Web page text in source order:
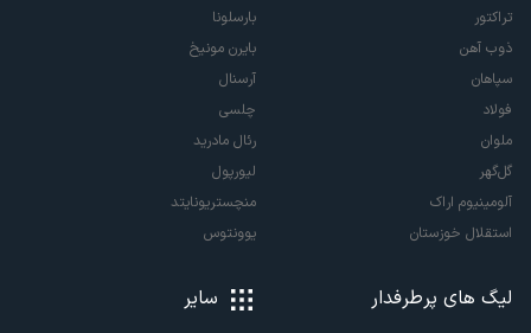
تراکتور
ذوب آهن
سپاهان
فولاد
ملوان
گل‌گهر
آلومینیوم اراک
استقلال خوزستان
بارسلونا
بایرن مونیخ
آرسنال
چلسی
رئال مادرید
لیورپول
منچستریونایتد
یوونتوس
لیگ های پرطرفدار سایر